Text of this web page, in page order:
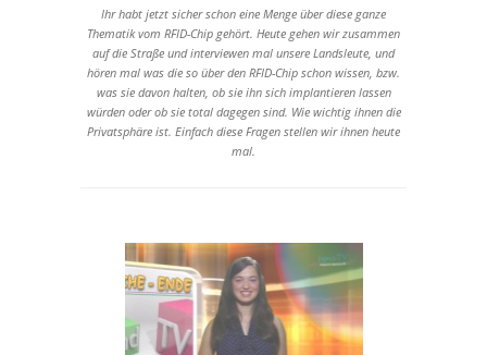
Ihr habt jetzt sicher schon eine Menge über diese ganze
Thematik vom RFID-Chip gehört. Heute gehen wir zusammen
auf die Straße und interviewen mal unsere Landsleute, und
hören mal was die so über den RFID-Chip schon wissen, bzw.
was sie davon halten, ob sie ihn sich implantieren lassen
würden oder ob sie total dagegen sind. Wie wichtig ihnen die
Privatsphäre ist. Einfach diese Fragen stellen wir ihnen heute
mal.